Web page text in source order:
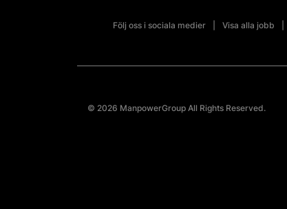
Följ oss i sociala medier Visa alla jobb
© 2026 ManpowerGroup All Rights Reserved.